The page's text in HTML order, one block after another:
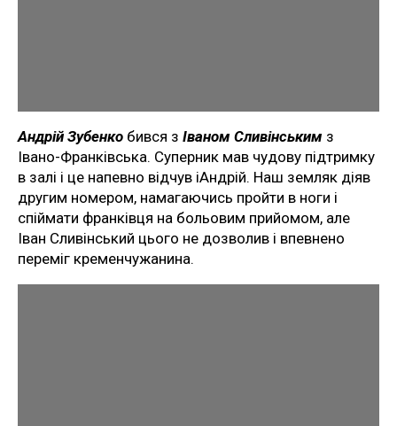
Андрій Зубенко бився з Іваном Сливінським з
Івано-Франківська. Суперник мав чудову підтримку
в залі і це напевно відчув іАндрій. Наш земляк діяв
другим номером, намагаючись пройти в ноги і
спіймати франківця на больовим прийомом, але
Іван Сливінський цього не дозволив і впевнено
переміг кременчужанина.